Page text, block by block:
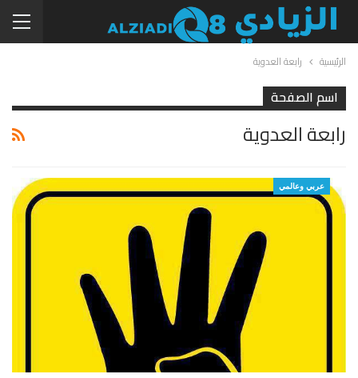
الرئيسية رابعة العدوية
اسم الصفحة
رابعة العدوية
عربي وعالمي